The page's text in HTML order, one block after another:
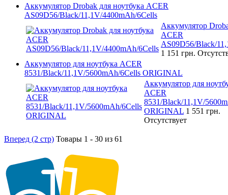
Аккумулятор Drobak для ноутбука ACER
AS09D56/Black/11,1V/4400mAh/6Cells
Аккумулятор
ACER
AS09D56/Black/
1 151 грн.
Аккумулятор для ноутбука ACER
8531/Black/11,1V/5600mAh/6Cells ORIGINAL
Аккумулятор для
ACER
8531/Black/11,1V/
ORIGINAL 1 551 грн.
Отсутствует
Вперед (2 стр) Товары 1 - 30 из 61